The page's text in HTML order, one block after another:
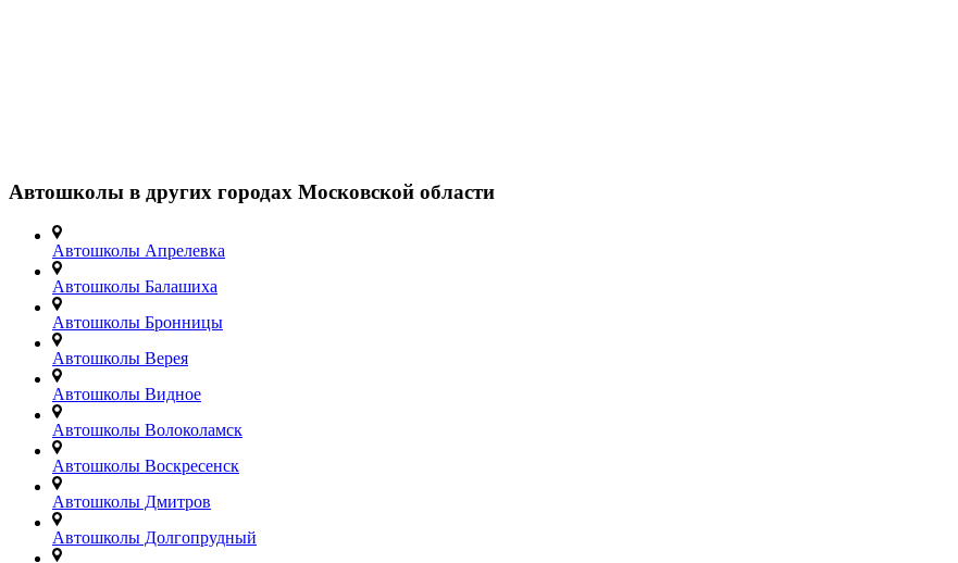
Автошколы в других городах Московской области
Автошколы Апрелевка
Автошколы Балашиха
Автошколы Бронницы
Автошколы Верея
Автошколы Видное
Автошколы Волоколамск
Автошколы Воскресенск
Автошколы Дмитров
Автошколы Долгопрудный